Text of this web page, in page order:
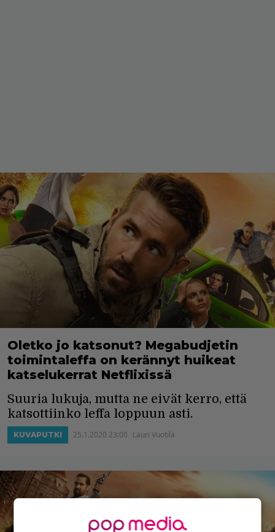
Oletko jo katsonut? Megabudjetin
toimintaleffa on kerännyt huikeat
katselukerrat Netflixissä
Suuria lukuja, mutta ne eivät kerro, että
katsottiinko leffa loppuun asti.
KUVAPUTKI 25.1.2020 23:00 Lauri Vuotila